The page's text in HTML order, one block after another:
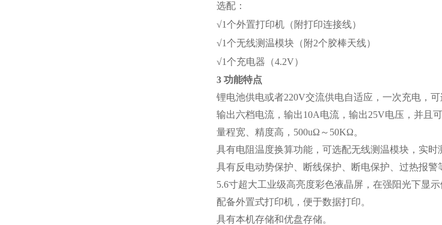
选配：
√1个外置打印机（附打印连接线）
√1个无线测温模块（附2个胶棒天线）
√1个充电器（4.2V）
3 功能特点
锂电池供电或者220V交流供电自适应，一次充电，
输出六档电流，输出10A电流，输出25V电压，并且
量程宽、精度高，500uΩ～50KΩ。
具有电阻温度换算功能，可选配无线测温模块，实时
具有反电动势保护、断线保护、断电保护、过热报警
5.6寸超大工业级高亮度彩色液晶屏，在强阳光下显示
配备外置式打印机，便于数据打印。
具有本机存储和优盘存储。